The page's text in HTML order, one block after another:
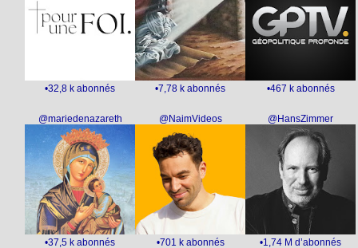
•467 k abonnés
•7,78 k abonnés
•32,8 k abonnés
@HansZimmer
•1,74 M d’abonnés
@NaimVideos
•701 k abonnés
@mariedenazareth
•37,5 k abonnés